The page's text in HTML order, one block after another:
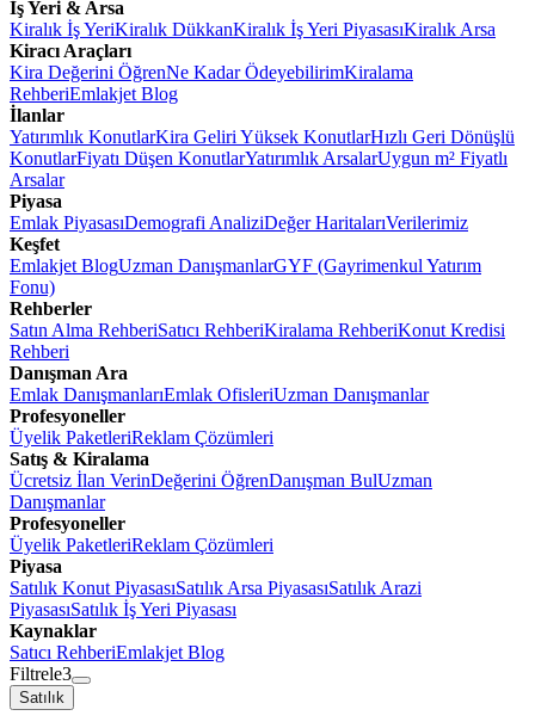
İş Yeri & Arsa
Kiralık İş YeriKiralık DükkanKiralık İş Yeri PiyasasıKiralık Arsa
Kiracı Araçları
Kira Değerini ÖğrenNe Kadar ÖdeyebilirimKiralama
RehberiEmlakjet Blog
İlanlar
Yatırımlık KonutlarKira Geliri Yüksek KonutlarHızlı Geri Dönüşlü
KonutlarFiyatı Düşen KonutlarYatırımlık ArsalarUygun m² Fiyatlı
Arsalar
Piyasa
Emlak PiyasasıDemografi AnaliziDeğer HaritalarıVerilerimiz
Keşfet
Emlakjet BlogUzman DanışmanlarGYF (Gayrimenkul Yatırım
Fonu)
Rehberler
Satın Alma RehberiSatıcı RehberiKiralama RehberiKonut Kredisi
Rehberi
Danışman Ara
Emlak DanışmanlarıEmlak OfisleriUzman Danışmanlar
Profesyoneller
Üyelik PaketleriReklam Çözümleri
Satış & Kiralama
Ücretsiz İlan VerinDeğerini ÖğrenDanışman BulUzman
Danışmanlar
Profesyoneller
Üyelik PaketleriReklam Çözümleri
Piyasa
Satılık Konut PiyasasıSatılık Arsa PiyasasıSatılık Arazi
PiyasasıSatılık İş Yeri Piyasası
Kaynaklar
Satıcı RehberiEmlakjet Blog
Filtrele3
Satılık